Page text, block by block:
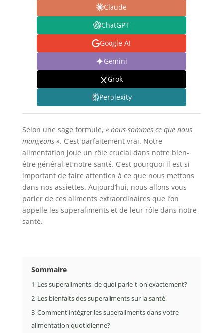
Claude
ChatGPT
Google AI
Gemini
Grok
Perplexity
Selon une sage formule, « nous sommes ce que nous
mangeons ». C’est parfaitement vrai. Notre
alimentation joue un rôle crucial dans notre bien-
être général et notre santé. C’est pourquoi il est si
important de faire attention à ce que nous mettons
dans nos assiettes. Aujourd’hui, nous allons vous
parler de ces aliments extraordinaires que l’on
appelle les superaliments et de leur rôle dans notre
santé.
Sommaire
1 Les superaliments, de quoi parle-t-on exactement?
2 Les bienfaits des superaliments sur la santé
3 Comment intégrer les superaliments dans votre
alimentation quotidienne?